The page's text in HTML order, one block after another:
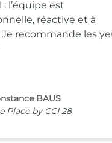
l’équipe est
réactive et à
Je recommande les
BAUS
Place by CCI 28